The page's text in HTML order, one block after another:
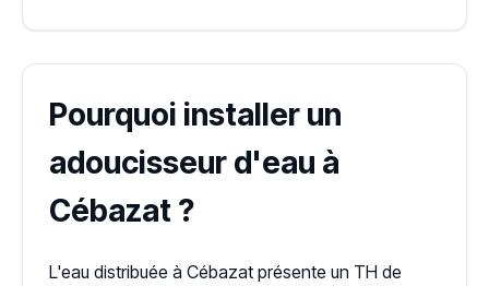
Pourquoi installer un
adoucisseur d'eau à
Cébazat ?
L'eau distribuée à Cébazat présente un TH de